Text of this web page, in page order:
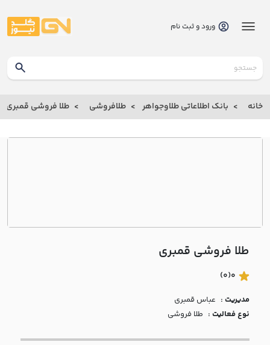
بانک
بانک
اطلاعاتی
درباره
با ما
مقالات
اخبار
ورود و ثبت نام
خانه بانک اطلاعاتی طلاوجواهر طلافروشی طلا فروشی قمبري
طلا فروشی قمبري
0
(0)
مدیریت : عباس قمبري
نوع فعالیت : طلا فروشی